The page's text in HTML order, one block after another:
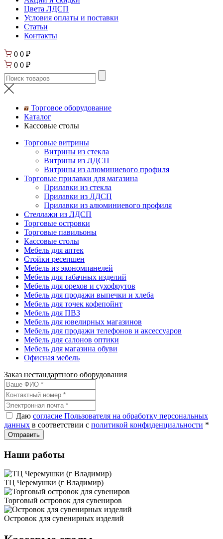
Цвета ЛДСП
Условия оплаты и поставки
Статьи
Контакты
0 0 ₽
0 0 ₽
Торговое оборудование
Каталог
Кассовые столы
Торговые витрины
Витрины из cтекла
Витрины из ЛДСП
Витрины из алюминиевого профиля
Торговые прилавки для магазина
Прилавки из стекла
Прилавки из ЛДСП
Прилавки из алюминиевого профиля
Стеллажи из ЛДСП
Торговые островки
Торговые павильоны
Кассовые столы
Мебель для аптек
Стойки ресепшен
Мебель из экономпанелей
Мебель для табачных изделий
Мебель для орехов и сухофрутов
Мебель для продажи выпечки и хлеба
Мебель для точек кофепойнт
Мебель для ПВЗ
Мебель для ювелирных магазинов
Мебель для продажи телефонов и аксессуаров
Мебель для салонов оптики
Мебель для магазина обуви
Офисная мебель
Заказ нестандартного оборудования
Даю согласие Пользователя на обработку персональных
данных в соответствии с политикой конфиденциальности *
Наши работы
ТЦ Черемушки (г Владимир)
Торговый островок для сувениров
Островок для сувенирных изделий